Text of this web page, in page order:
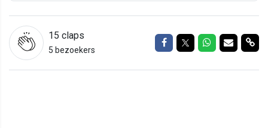
15 claps
5 bezoekers
Delen op Facebook
Delen op Twitter
Delen op
Delen